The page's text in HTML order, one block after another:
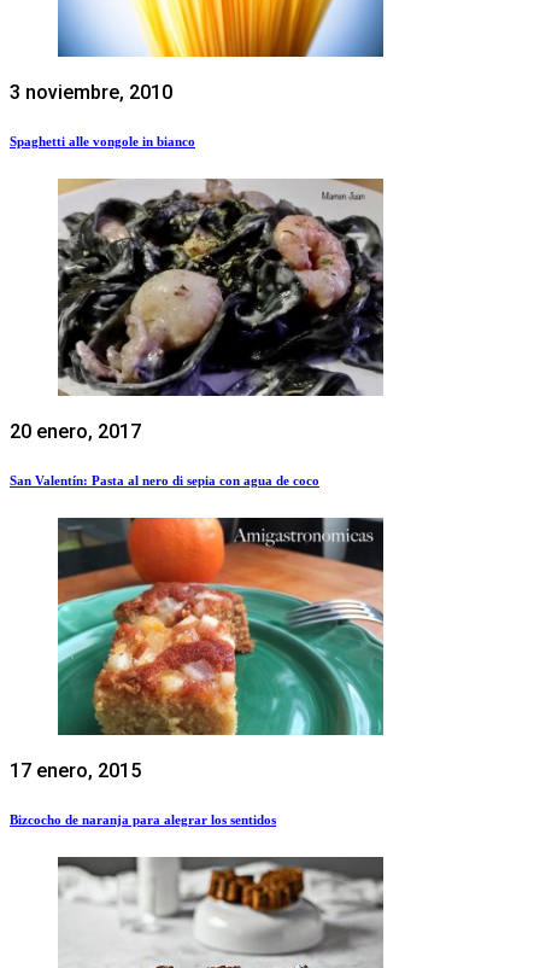
3 noviembre, 2010
Spaghetti alle vongole in bianco
20 enero, 2017
San Valentín: Pasta al nero di sepia con agua de coco
17 enero, 2015
Bizcocho de naranja para alegrar los sentidos